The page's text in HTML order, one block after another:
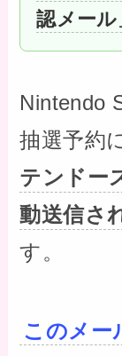
認メール
Nintendo
抽選予約
テンドー
動送信さ
す。
このメー